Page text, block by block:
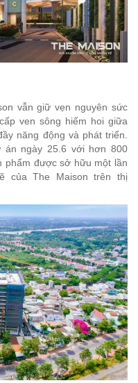
vẫn giữ vẹn nguyên sức
ven sông hiếm hoi giữa
năng động và phát triển.
án ngày 25.6 với hơn 800
phẩm được sở hữu một lần
của The Maison trên thị